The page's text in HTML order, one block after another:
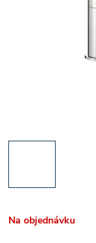
Na objednávku